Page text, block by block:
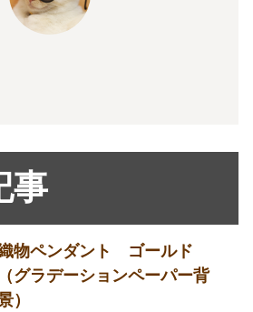
事
物ペンダント ゴールド
（グラデーションペーパー背
）